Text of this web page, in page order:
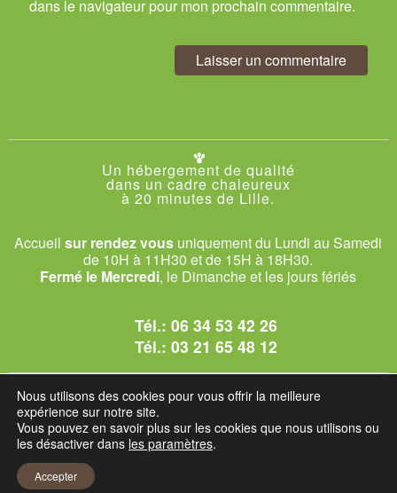
dans le navigateur pour mon prochain commentaire.
Un hébergement de qualité
dans un cadre chaleureux
à 20 minutes de Lille.
Accueilsur rendez vous uniquement du Lundi au Samedi
de 10H à 11H30 et de 15H à 18H30.
Fermé le Mercredi, le Dimanche et les jours fériés
Tél.:06 34 53 42 26
Tél.:03 21 65 48 12
© 2026 Le Club des Chats
1228 rue bataille - 62840 Sailly-sur-la-Lys.
Mentions légales et C.G.U
Nous utilisons des cookies pour vous offrir la meilleure
expérience sur notre site.
Vous pouvez en savoir plus sur les cookies que nous utilisons ou
les désactiver dans les paramètres.
Accepter